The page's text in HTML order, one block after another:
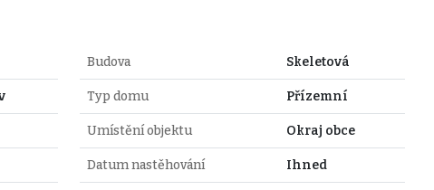
Budova Skeletová
Typ domu Přízemní
Umístění objektu Okraj obce
Datum nastěhování Ihned